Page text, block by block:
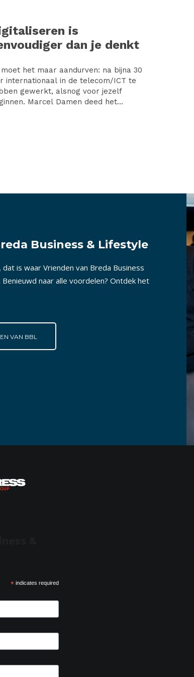
is
dan je denkt
het maar aandurven: na bijna 30
internationaal in de telecom/ICT te
gewerkt, alsnog voor jezelf
Marcel Damen deed het...
Business & Lifestyle
is waar Vrienden van Breda Business
naar alle voordelen? Ontdek het
VAN BBL
*indicates required